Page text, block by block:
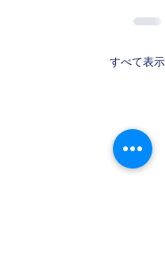
すべて表示